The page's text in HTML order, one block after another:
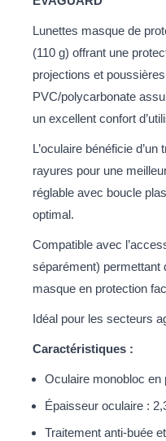
Lunettes masque de
(110 g) offrant une
projections et
PVC/polycarbonate
un excellent confort
L’oculaire bénéficie
rayures pour une
réglable avec boucle
optimal.
Compatible avec
séparément) permettant
masque en protection
Idéal pour les secteurs
Caractéristiques :
Oculaire monobloc en
Épaisseur oculaire :
Traitement anti-buée